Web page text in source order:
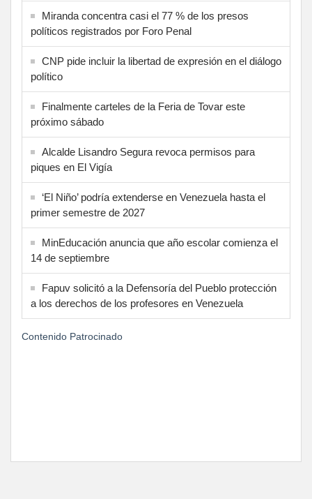
Miranda concentra casi el 77 % de los presos
políticos registrados por Foro Penal
CNP pide incluir la libertad de expresión en el diálogo
político
Finalmente carteles de la Feria de Tovar este
próximo sábado
Alcalde Lisandro Segura revoca permisos para
piques en El Vigía
‘El Niño’ podría extenderse en Venezuela hasta el
primer semestre de 2027
MinEducación anuncia que año escolar comienza el
14 de septiembre
Fapuv solicitó a la Defensoría del Pueblo protección
a los derechos de los profesores en Venezuela
Contenido Patrocinado